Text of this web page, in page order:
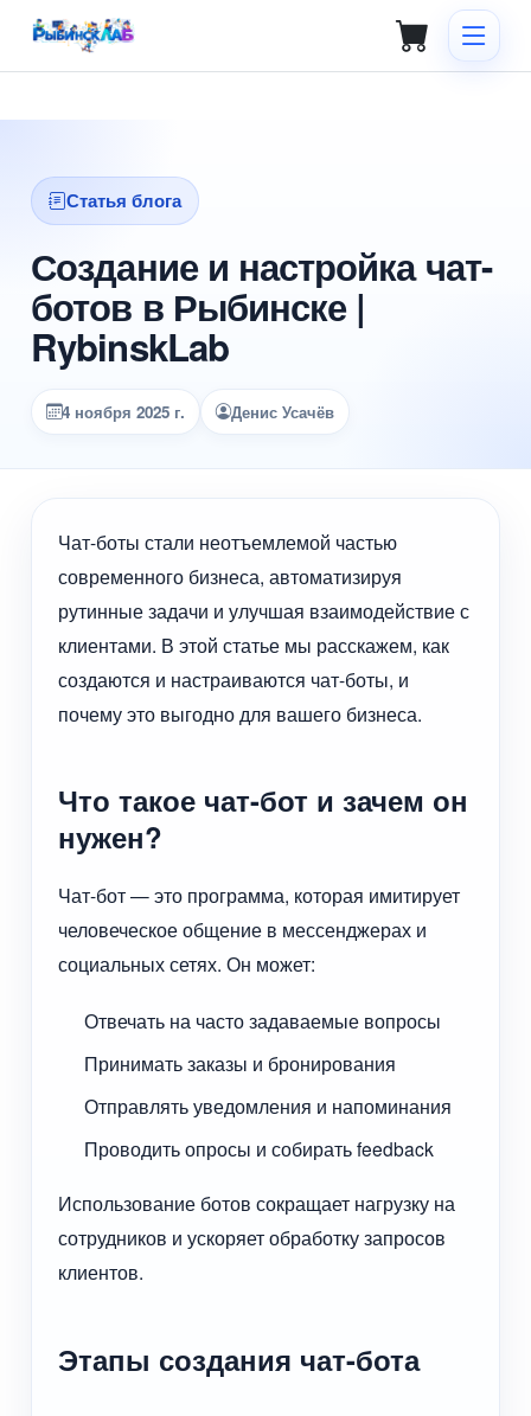
Статья блога
Создание и настройка чат-
ботов в Рыбинске |
RybinskLab
4 ноября 2025 г. Денис Усачёв
Чат-боты стали неотъемлемой частью
современного бизнеса, автоматизируя
рутинные задачи и улучшая взаимодействие с
клиентами. В этой статье мы расскажем, как
создаются и настраиваются чат-боты, и
почему это выгодно для вашего бизнеса.
Что такое чат-бот и зачем он
нужен?
Чат-бот — это программа, которая имитирует
человеческое общение в мессенджерах и
социальных сетях. Он может:
Отвечать на часто задаваемые вопросы
Принимать заказы и бронирования
Отправлять уведомления и напоминания
Проводить опросы и собирать feedback
Использование ботов сокращает нагрузку на
сотрудников и ускоряет обработку запросов
клиентов.
Этапы создания чат-бота